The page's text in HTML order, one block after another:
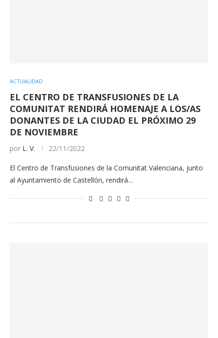
ACTUALIDAD
EL CENTRO DE TRANSFUSIONES DE LA
COMUNITAT RENDIRÁ HOMENAJE A LOS/AS
DONANTES DE LA CIUDAD EL PRÓXIMO 29
DE NOVIEMBRE
por L. V. 22/11/2022
El Centro de Transfusiones de la Comunitat Valenciana, junto
al Ayuntamiento de Castellón, rendirá…